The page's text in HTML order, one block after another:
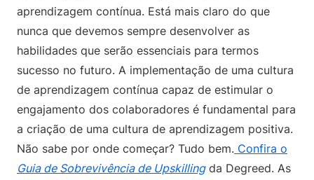
aprendizagem contínua. Está mais claro do que
nunca que devemos sempre desenvolver as
habilidades que serão essenciais para termos
sucesso no futuro. A implementação de uma cultura
de aprendizagem contínua capaz de estimular o
engajamento dos colaboradores é fundamental para
a criação de uma cultura de aprendizagem positiva.
Não sabe por onde começar? Tudo bem. Confira o
Guia de Sobrevivência de Upskillingda Degreed. As